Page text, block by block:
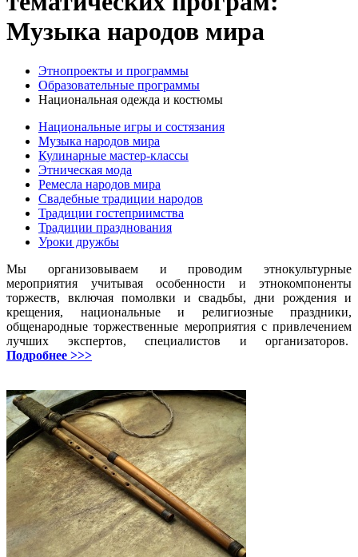
Музыка народов мира
Этнопроекты и программы
Образовательные программы
Национальная одежда и костюмы
Национальные игры и состязания
Музыка народов мира
Кулинарные мастер-классы
Этническая мода
Ремесла народов мира
Свадебные традиции народов
Традиции гостеприимства
Традиции празднования
Уроки дружбы
Мы организовываем и проводим этнокультурные
мероприятия учитывая особенности и этнокомпоненты
торжеств, включая помолвки и свадьбы, дни рождения и
крещения, национальные и религиозные праздники,
общенародные торжественные мероприятия с привлечением
лучших экспертов, специалистов и организаторов.
Подробнее >>>